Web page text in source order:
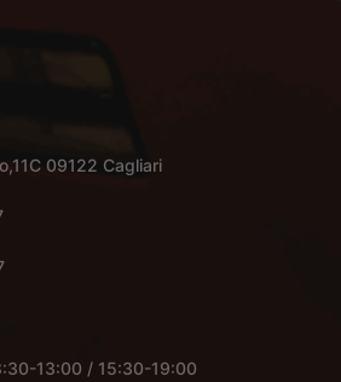
09122 Cagliari
13:00 / 15:30-19:00